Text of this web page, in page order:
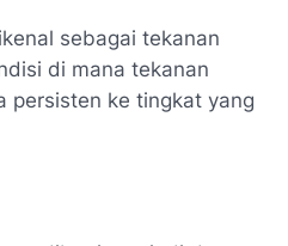
sebagai tekanan
di mana tekanan
persisten ke tingkat yang